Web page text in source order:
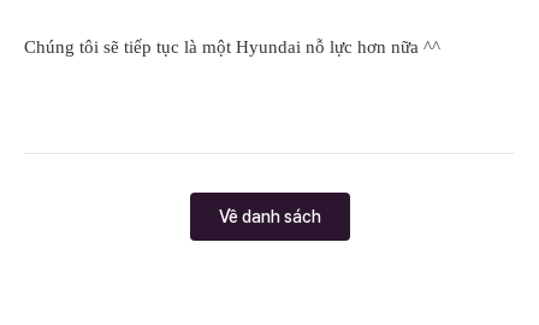
Chúng tôi sẽ tiếp tục là một Hyundai nỗ lực hơn nữa ^^
Về danh sách